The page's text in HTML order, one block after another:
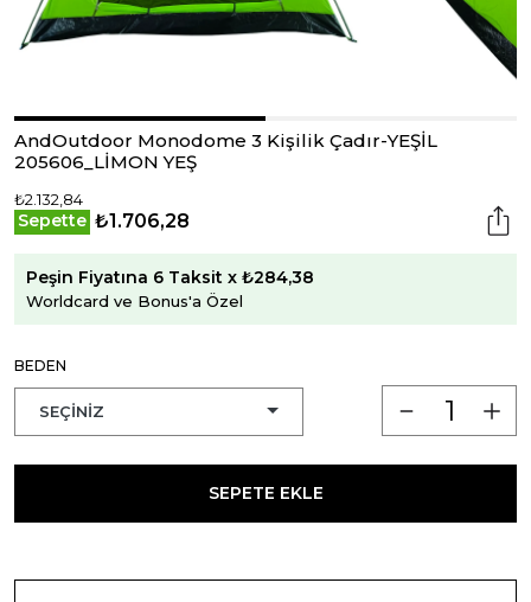
AndOutdoor Monodome 3 Kişilik Çadır-YEŞİL
205606_LİMON YEŞ
₺2.132,84
Sepette ₺1.706,28
Peşin Fiyatına 6 Taksit x ₺284,38
Worldcard ve Bonus'a Özel
BEDEN
SEPETE EKLE